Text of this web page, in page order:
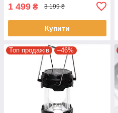
1 499 ₴ 3 199 ₴
Купити
Топ продажів –46%